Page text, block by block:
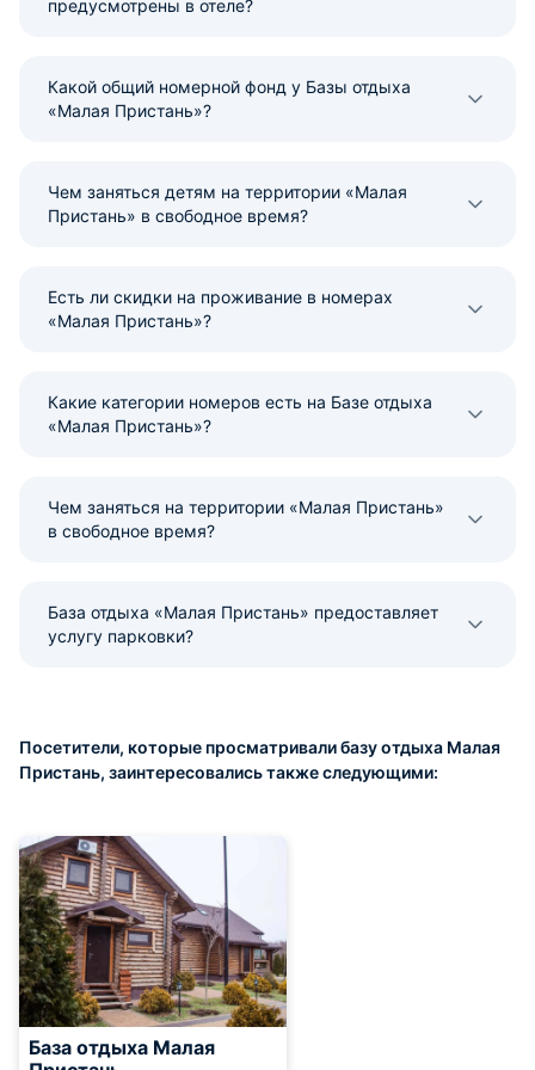
предусмотрены в отеле?
Какой общий номерной фонд у Базы отдыха
«Малая Пристань»?
Чем заняться детям на территории «Малая
Пристань» в свободное время?
Есть ли скидки на проживание в номерах
«Малая Пристань»?
Какие категории номеров есть на Базе отдыха
«Малая Пристань»?
Чем заняться на территории «Малая Пристань»
в свободное время?
База отдыха «Малая Пристань» предоставляет
услугу парковки?
Посетители, которые просматривали базу отдыха Малая
Пристань, заинтересовались также следующими:
База отдыха Малая